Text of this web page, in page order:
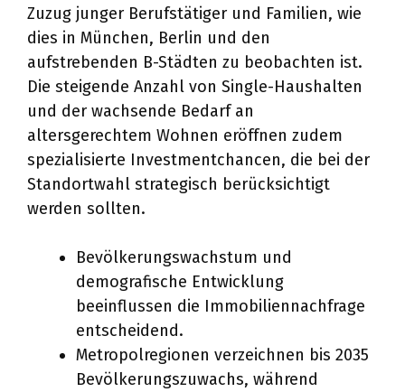
Zuzug junger Berufstätiger und Familien, wie
dies in München, Berlin und den
aufstrebenden B-Städten zu beobachten ist.
Die steigende Anzahl von Single-Haushalten
und der wachsende Bedarf an
altersgerechtem Wohnen eröffnen zudem
spezialisierte Investmentchancen, die bei der
Standortwahl strategisch berücksichtigt
werden sollten.
Bevölkerungswachstum und
demografische Entwicklung
beeinflussen die Immobiliennachfrage
entscheidend.
Metropolregionen verzeichnen bis 2035
Bevölkerungszuwachs, während